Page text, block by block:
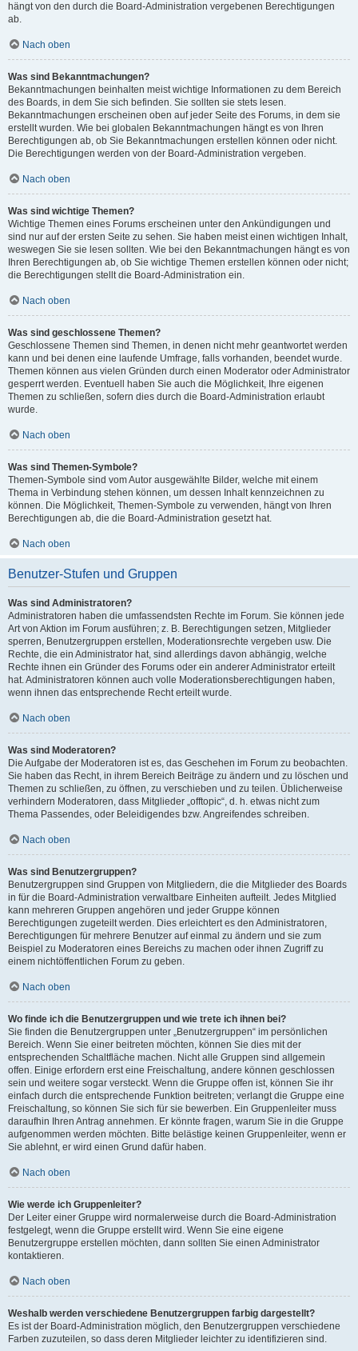
hängt von den durch die Board-Administration vergebenen Berechtigungen
ab.
Nach oben
Was sind Bekanntmachungen?
Bekanntmachungen beinhalten meist wichtige Informationen zu dem Bereich
des Boards, in dem Sie sich befinden. Sie sollten sie stets lesen.
Bekanntmachungen erscheinen oben auf jeder Seite des Forums, in dem sie
erstellt wurden. Wie bei globalen Bekanntmachungen hängt es von Ihren
Berechtigungen ab, ob Sie Bekanntmachungen erstellen können oder nicht.
Die Berechtigungen werden von der Board-Administration vergeben.
Nach oben
Was sind wichtige Themen?
Wichtige Themen eines Forums erscheinen unter den Ankündigungen und
sind nur auf der ersten Seite zu sehen. Sie haben meist einen wichtigen Inhalt,
weswegen Sie sie lesen sollten. Wie bei den Bekanntmachungen hängt es von
Ihren Berechtigungen ab, ob Sie wichtige Themen erstellen können oder nicht;
die Berechtigungen stellt die Board-Administration ein.
Nach oben
Was sind geschlossene Themen?
Geschlossene Themen sind Themen, in denen nicht mehr geantwortet werden
kann und bei denen eine laufende Umfrage, falls vorhanden, beendet wurde.
Themen können aus vielen Gründen durch einen Moderator oder Administrator
gesperrt werden. Eventuell haben Sie auch die Möglichkeit, Ihre eigenen
Themen zu schließen, sofern dies durch die Board-Administration erlaubt
wurde.
Nach oben
Was sind Themen-Symbole?
Themen-Symbole sind vom Autor ausgewählte Bilder, welche mit einem
Thema in Verbindung stehen können, um dessen Inhalt kennzeichnen zu
können. Die Möglichkeit, Themen-Symbole zu verwenden, hängt von Ihren
Berechtigungen ab, die die Board-Administration gesetzt hat.
Nach oben
Benutzer-Stufen und Gruppen
Was sind Administratoren?
Administratoren haben die umfassendsten Rechte im Forum. Sie können jede
Art von Aktion im Forum ausführen; z. B. Berechtigungen setzen, Mitglieder
sperren, Benutzergruppen erstellen, Moderationsrechte vergeben usw. Die
Rechte, die ein Administrator hat, sind allerdings davon abhängig, welche
Rechte ihnen ein Gründer des Forums oder ein anderer Administrator erteilt
hat. Administratoren können auch volle Moderationsberechtigungen haben,
wenn ihnen das entsprechende Recht erteilt wurde.
Nach oben
Was sind Moderatoren?
Die Aufgabe der Moderatoren ist es, das Geschehen im Forum zu beobachten.
Sie haben das Recht, in ihrem Bereich Beiträge zu ändern und zu löschen und
Themen zu schließen, zu öffnen, zu verschieben und zu teilen. Üblicherweise
verhindern Moderatoren, dass Mitglieder „offtopic“, d. h. etwas nicht zum
Thema Passendes, oder Beleidigendes bzw. Angreifendes schreiben.
Nach oben
Was sind Benutzergruppen?
Benutzergruppen sind Gruppen von Mitgliedern, die die Mitglieder des Boards
in für die Board-Administration verwaltbare Einheiten aufteilt. Jedes Mitglied
kann mehreren Gruppen angehören und jeder Gruppe können
Berechtigungen zugeteilt werden. Dies erleichtert es den Administratoren,
Berechtigungen für mehrere Benutzer auf einmal zu ändern und sie zum
Beispiel zu Moderatoren eines Bereichs zu machen oder ihnen Zugriff zu
einem nichtöffentlichen Forum zu geben.
Nach oben
Wo finde ich die Benutzergruppen und wie trete ich ihnen bei?
Sie finden die Benutzergruppen unter „Benutzergruppen“ im persönlichen
Bereich. Wenn Sie einer beitreten möchten, können Sie dies mit der
entsprechenden Schaltfläche machen. Nicht alle Gruppen sind allgemein
offen. Einige erfordern erst eine Freischaltung, andere können geschlossen
sein und weitere sogar versteckt. Wenn die Gruppe offen ist, können Sie ihr
einfach durch die entsprechende Funktion beitreten; verlangt die Gruppe eine
Freischaltung, so können Sie sich für sie bewerben. Ein Gruppenleiter muss
daraufhin Ihren Antrag annehmen. Er könnte fragen, warum Sie in die Gruppe
aufgenommen werden möchten. Bitte belästige keinen Gruppenleiter, wenn er
Sie ablehnt, er wird einen Grund dafür haben.
Nach oben
Wie werde ich Gruppenleiter?
Der Leiter einer Gruppe wird normalerweise durch die Board-Administration
festgelegt, wenn die Gruppe erstellt wird. Wenn Sie eine eigene
Benutzergruppe erstellen möchten, dann sollten Sie einen Administrator
kontaktieren.
Nach oben
Weshalb werden verschiedene Benutzergruppen farbig dargestellt?
Es ist der Board-Administration möglich, den Benutzergruppen verschiedene
Farben zuzuteilen, so dass deren Mitglieder leichter zu identifizieren sind.